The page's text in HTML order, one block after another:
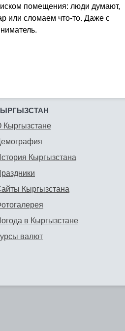
помещения: люди думают,
или сломаем что-то. Даже с
Кыргызстане
Кыргызстана
Кыргызстана
в Кыргызстане
валют